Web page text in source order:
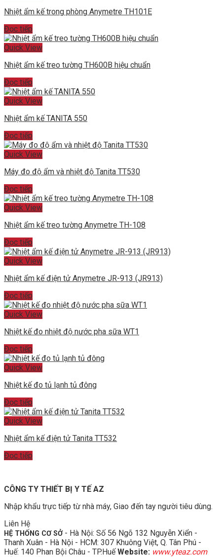
Nhiệt ẩm kế trong phòng Anymetre TH101E
Đọc tiếp
Quick View
Nhiệt ẩm kế treo tường TH600B hiệu chuẩn
Đọc tiếp
Quick View
Nhiệt ẩm kế TANITA 550
Đọc tiếp
Quick View
Máy đo độ ẩm và nhiệt độ Tanita TT530
Đọc tiếp
Quick View
Nhiệt ẩm kế treo tường Anymetre TH-108
Đọc tiếp
Quick View
Nhiệt ẩm kế điện tử Anymetre JR-913 (JR913)
Đọc tiếp
Quick View
Nhiệt kế đo nhiệt độ nước pha sữa WT1
Đọc tiếp
Quick View
Nhiệt kế đo tủ lạnh tủ đông
Đọc tiếp
Quick View
Nhiệt ẩm kế điện tử Tanita TT532
Đọc tiếp
CÔNG TY THIẾT BỊ Y TẾ AZ
Nhập khẩu trực tiếp từ nhà máy, Giao đến tay người tiêu dùng.
Liên Hệ
HỆ THỐNG CƠ SỞ - Hà Nội: Số 56 Ngõ 132 Nguyễn Xiển -
Thanh Xuân - Hà Nội - HCM: 307 Khuông Việt, Q. Tân Phú -
Huế: 140 Phan Bội Châu - TP.HuếWebsite: www.yteaz.com